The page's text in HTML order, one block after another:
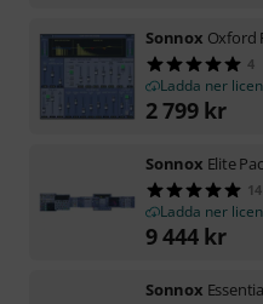
Sonnox Oxford
4
Ladda ner
2 799 kr
Sonnox Elite
14
Ladda ner
9 444 kr
Sonnox